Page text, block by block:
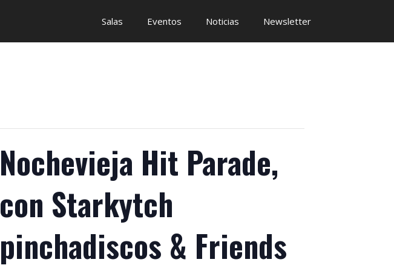
Salas Eventos Noticias Newsletter
Nochevieja Hit Parade,
con Starkytch
pinchadiscos & Friends